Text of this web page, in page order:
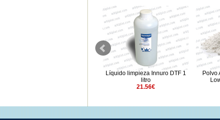
Tinta Innuro DTF Fluor Verde
Líquido limpieza Innuro DTF 1
litro
21.56€
Polvo